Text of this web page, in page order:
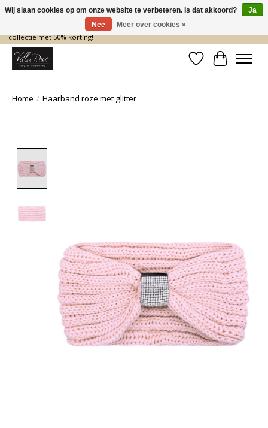
De nieuwe collectie komt eraan… en wij maken ruimte! Shop nu de zomer
collectie met 50% korting!
Verlanglijst
Home / Haarband roze met glitter
Wij slaan cookies op om onze website te verbeteren. Is dat akkoord?
Ja
Nee
Meer over cookies »